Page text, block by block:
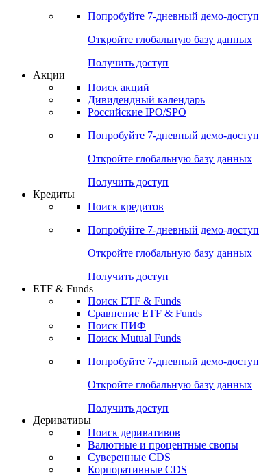
Попробуйте 7-дневный демо-доступ
Откройте глобальную базу данных
Получить доступ
Акции
Поиск акций
Дивидендный календарь
Российские IPO/SPO
Попробуйте 7-дневный демо-доступ
Откройте глобальную базу данных
Получить доступ
Кредиты
Поиск кредитов
Попробуйте 7-дневный демо-доступ
Откройте глобальную базу данных
Получить доступ
ETF & Funds
Поиск ETF & Funds
Сравнение ETF & Funds
Поиск ПИФ
Поиск Mutual Funds
Попробуйте 7-дневный демо-доступ
Откройте глобальную базу данных
Получить доступ
Деривативы
Поиск деривативов
Валютные и процентные свопы
Суверенные CDS
Корпоративные CDS